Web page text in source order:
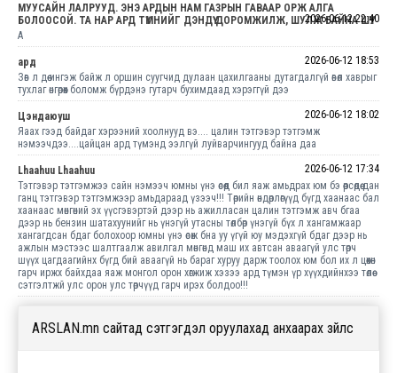
МУУСАЙН ЛАЛРУУД. ЭНЭ АРДЫН НАМ ГАЗРЫН ГАВААР ОРЖ АЛГА
БОЛООСОЙ. ТА НАР АРД ТҮМНИЙГ ДЭНДҮҮ ДОРОМЖИЛЖ, ШУЛЖ БАЙНА ШҮҮҮҮ.
2026-06-12 22:40
А
ард
2026-06-12 18:53
Зөв л дөө ингэж байж л оршин суугчид дулаан цахилгааны дутагдалгүй өвөл хаврыг
тухлаг өнгөрөөх боломж бүрдэнэ гутарч бухимдаад хэрэггүй дээ
Цэндаюуш
2026-06-12 18:02
Яаах гээд байдаг хэрээний хоолнууд вэ.... цалин тэтгэвэр тэтгэмж
нэмээчдээ....цайцан ард түмэнд ээлгүй луйварчингууд байна даа
Lhaahuu Lhaahuu
2026-06-12 17:34
Тэтгэвэр тэтгэмжээ сайн нэмээч юмны үнэ өсөөд бил яаж амьдрах юм бэ өөрсөдөө дан
ганц тэтгэвэр тэтгэмжээр амьдараад үзээч!!! Төрийн өндөрлөгүүд бүгд хаанаас бал
хаанаас мөнгөний эх үүсгэвэртэй дээр нь ажилласан цалин тэтгэмж авч бгаа
дээр нь бензин шатахуунийг нь үнэгүй утасны төлбөр үнэгүй бүх л хангамжаар
хангагдсан бдаг болохоор юмны үнэ өсөж бна уу үгүй юу мэдэхгүй бдаг дээр нь
ажлын мэстээс шалтгаалж авилгал мөнгөнд маш их автсан аваагүй улс төрч
шүүх цагдаагийнх бүгд бий аваагүй нь бараг хуруу дарж тоолох юм бол их л цөөхөн
гарч иржх байхдаа яаж монгол орон хөгжиж хэзээ ард түмэн үр хүүхдийнхээ төлөө
сэтгэлтжй улс орон улс төрчүүд гарч ирэх болдоо!!!
ARSLAN.mn сайтад сэтгэгдэл оруулахад анхаарах зүйлс